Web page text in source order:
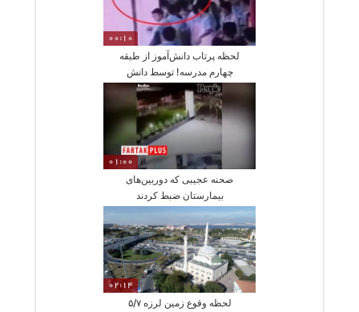
00:10
لحظه پرتاب دانش‌آموز از طبقه
چهارم مدرسه! توسط دانش
آموزان اراذل
01:00
صحنه عجیبی که دوربین‌های
بیمارستان ضبط کردند
02:14
لحظه وقوع زمین لرزه ۵/۷